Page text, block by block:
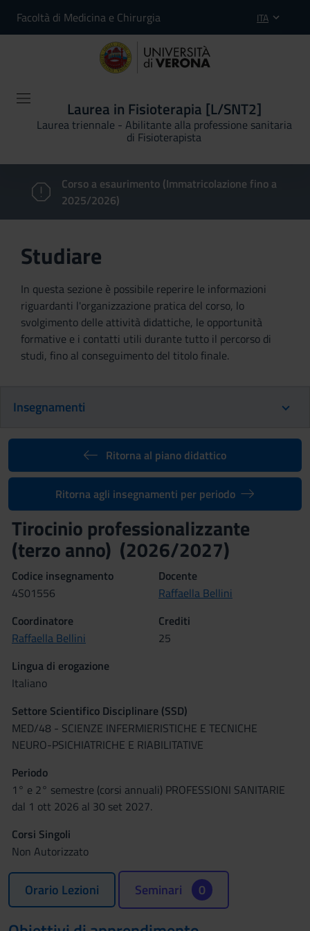
Facoltà di Medicina e Chirurgia ITA
Laurea in Fisioterapia [L/SNT2]
Laurea triennale - Abilitante alla professione sanitaria
di Fisioterapista
Corso a esaurimento (Immatricolazione fino a
2025/2026)
Studiare
In questa sezione è possibile reperire le informazioni
riguardanti l'organizzazione pratica del corso, lo
svolgimento delle attività didattiche, le opportunità
formative e i contatti utili durante tutto il percorso di
studi, fino al conseguimento del titolo finale.
Insegnamenti
Ritorna al piano didattico
Ritorna agli insegnamenti per periodo
Tirocinio professionalizzante
(terzo anno) (2026/2027)
Codice insegnamento
4S01556
Docente
Raffaella Bellini
Coordinatore
Raffaella Bellini
Crediti
25
Lingua di erogazione
Italiano
Settore Scientifico Disciplinare (SSD)
MED/48 - SCIENZE INFERMIERISTICHE E TECNICHE
NEURO-PSICHIATRICHE E RIABILITATIVE
Periodo
1° e 2° semestre (corsi annuali) PROFESSIONI SANITARIE
dal 1 ott 2026 al 30 set 2027.
Corsi Singoli
Non Autorizzato
Orario Lezioni Seminari 0